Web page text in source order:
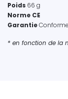
Poids 66 g
Norme CE
Garantie
* en fonction de la